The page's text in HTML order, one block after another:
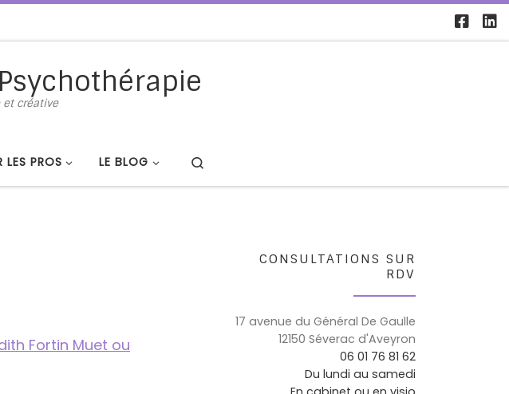
et créative
LES PROS LE BLOG
Fortin Muet ou
CONSULTATIONS SUR
RDV
17 avenue du Général De Gaulle
12150 Séverac d'Aveyron
06 01 76 81 62
Du lundi au samedi